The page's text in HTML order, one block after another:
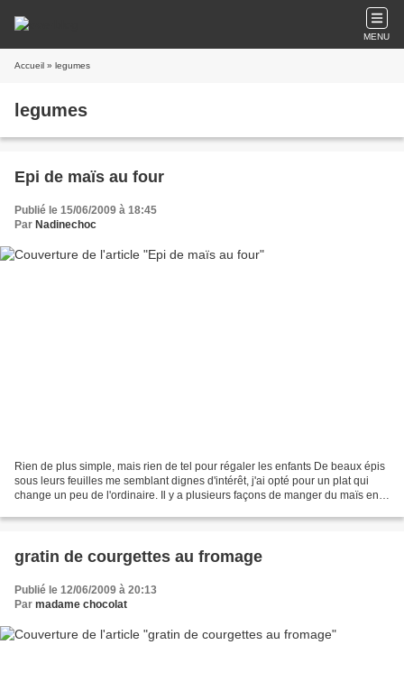
MENU
Accueil » legumes
legumes
Epi de maïs au four
Publié le 15/06/2009 à 18:45
Par Nadinechoc
Rien de plus simple, mais rien de tel pour régaler les enfants De beaux épis
sous leurs feuilles me semblant dignes d'intérêt, j'ai opté pour un plat qui
change un peu de l'ordinaire. Il y a plusieurs façons de manger du maïs en
gratin de courgettes au fromage
Publié le 12/06/2009 à 20:13
Par madame chocolat